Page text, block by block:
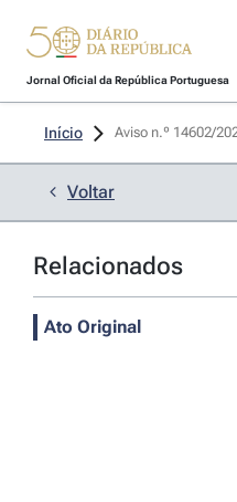
Jornal Oficial da República Portuguesa
Início Aviso n.º 14602/
Voltar
Relacionados
Ato Original